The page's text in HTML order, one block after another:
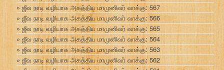
ஜீவ நாடி வழியாக அகத்திய மாமுனிவர் வாக்கு: 567
ஜீவ நாடி வழியாக அகத்திய மாமுனிவர் வாக்கு: 566
ஜீவ நாடி வழியாக அகத்திய மாமுனிவர் வாக்கு: 565
ஜீவ நாடி வழியாக அகத்திய மாமுனிவர் வாக்கு: 564
ஜீவ நாடி வழியாக அகத்திய மாமுனிவர் வாக்கு: 563
ஜீவ நாடி வழியாக அகத்திய மாமுனிவர் வாக்கு: 562